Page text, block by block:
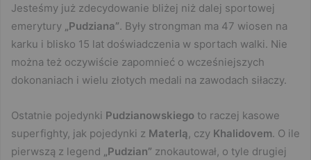
Jesteśmy już zdecydowanie bliżej niż dalej sportowej
emerytury „Pudziana”. Były strongman ma 47 wiosen na
karku i blisko 15 lat doświadczenia w sportach walki. Nie
można też oczywiście zapomnieć o wcześniejszych
dokonaniach i wielu złotych medali na zawodach siłaczy.
Ostatnie pojedynki Pudzianowskiego to raczej kasowe
superfighty, jak pojedynki z Materlą, czy Khalidovem. O ile
pierwszą z legend
„Pudzian” znokautował, o tyle drugiej